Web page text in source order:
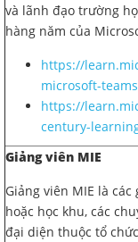
và lãnh đạo trường
hàng năm của
https://
microsoft-
https://
century-
Giảng viên MIE
Giảng viên MIE là
hoặc học khu, các
đại diện thuộc tổ